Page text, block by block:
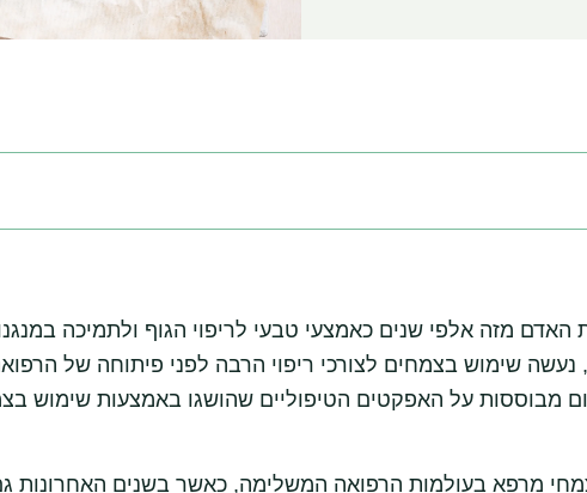
ר
י
ו
מזה אלפי שנים כאמצעי טבעי לריפוי הגוף ולתמיכה
שימוש בצמחים לצורכי ריפוי הרבה לפני פיתוחה של
מבוססות על האפקטים הטיפוליים שהושגו באמצעות שימוש
מרפא בעולמות הרפואה המשלימה, כאשר בשנים האחרונות